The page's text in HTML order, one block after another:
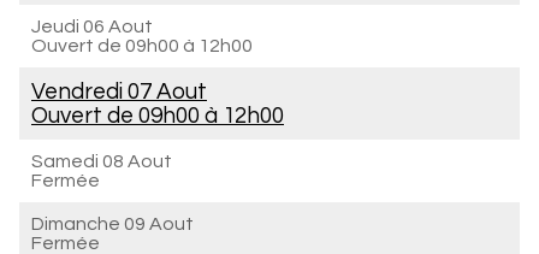
Jeudi 06 Aout
Ouvert de 09h00 à 12h00
Vendredi 07 Aout
Ouvert de 09h00 à 12h00
Samedi 08 Aout
Fermée
Dimanche 09 Aout
Fermée